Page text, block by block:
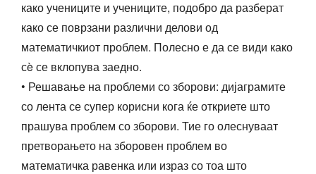
како учениците и учениците, подобро да разберат
како се поврзани различни делови од
математичкиот проблем. Полесно е да се види како
сè се вклопува заедно.
• Решавање на проблеми со зборови: дијаграмите
со лента се супер корисни кога ќе откриете што
прашува проблем со зборови. Тие го олеснуваат
претворањето на зборовен проблем во
математичка равенка или израз со тоа што